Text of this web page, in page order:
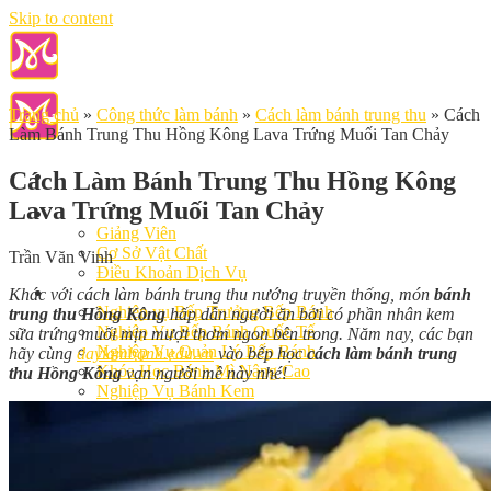
Skip to content
Giới Thiệu
Giảng Viên
Cơ Sở Vật Chất
Điều Khoản Dịch Vụ
Học Làm Bánh
Nghiệp vụ Bếp Trưởng Bếp Bánh
Nghiệp Vụ Bếp Bánh Quốc Tế
Nghiệp Vụ Quản Lý Bếp Bánh
Khóa Học Bánh Mì Nâng Cao
Nghiệp Vụ Bánh Kem
Khóa Học Làm Bánh Việt
Khóa Học Bánh Đài Loan
Học Làm Bánh Ngắn Hạn
Trang chủ » Công thức làm bánh » Cách làm bánh trung thu » Cách
Làm Bánh Trung Thu Hồng Kông Lava Trứng Muối Tan Chảy
Cách Làm Bánh Trung Thu Hồng Kông
Lava Trứng Muối Tan Chảy
Trần Văn Vinh
Khác với cách làm bánh trung thu nướng truyền thống, món bánh
trung thu Hồng Kônghấp dẫn người ăn bởi có phần nhân kem
sữa trứng muối mịn mượt thơm ngon bên trong. Năm nay, các bạn
hãy cùng daylambanh.edu.vnvào bếp họccách làm bánh trung
thu Hồng Kôngvạn người mê này nhé!